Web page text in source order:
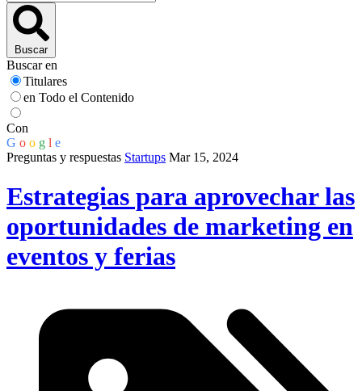
Buscar
Buscar en
Titulares
en Todo el Contenido
Con
G o o g l e
Preguntas y respuestas Startups Mar 15, 2024
Estrategias para aprovechar las
oportunidades de marketing en
eventos y ferias